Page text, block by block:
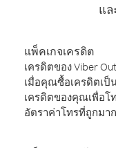
แล
แพ็คเกจเครดิต
เครดิตของ Viber
เมื่อคุณซื้อเครดิตเป็
เครดิตของคุณเพื่อโ
อัตราค่าโทรที่ถูกมา